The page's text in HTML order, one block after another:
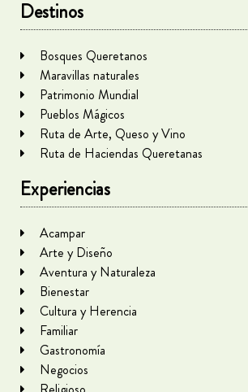
Destinos
Bosques Queretanos
Maravillas naturales
Patrimonio Mundial
Pueblos Mágicos
Ruta de Arte, Queso y Vino
Ruta de Haciendas Queretanas
Experiencias
Acampar
Arte y Diseño
Aventura y Naturaleza
Bienestar
Cultura y Herencia
Familiar
Gastronomía
Negocios